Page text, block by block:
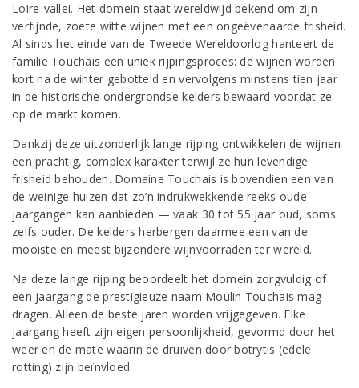
Loire-vallei. Het domein staat wereldwijd bekend om zijn
verfijnde, zoete witte wijnen met een ongeëvenaarde frisheid.
Al sinds het einde van de Tweede Wereldoorlog hanteert de
familie Touchais een uniek rijpingsproces: de wijnen worden
kort na de winter gebotteld en vervolgens minstens tien jaar
in de historische ondergrondse kelders bewaard voordat ze
op de markt komen.
Dankzij deze uitzonderlijk lange rijping ontwikkelen de wijnen
een prachtig, complex karakter terwijl ze hun levendige
frisheid behouden. Domaine Touchais is bovendien een van
de weinige huizen dat zo’n indrukwekkende reeks oude
jaargangen kan aanbieden — vaak 30 tot 55 jaar oud, soms
zelfs ouder. De kelders herbergen daarmee een van de
mooiste en meest bijzondere wijnvoorraden ter wereld.
Na deze lange rijping beoordeelt het domein zorgvuldig of
een jaargang de prestigieuze naam Moulin Touchais mag
dragen. Alleen de beste jaren worden vrijgegeven. Elke
jaargang heeft zijn eigen persoonlijkheid, gevormd door het
weer en de mate waarin de druiven door botrytis (edele
rotting) zijn beïnvloed.